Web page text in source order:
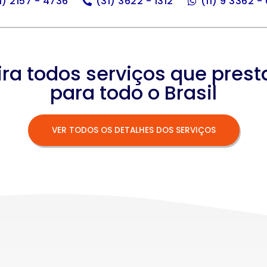
todos serviços que
para todo o Brasil
VER TODOS OS DETALHES DOS SERVIÇOS